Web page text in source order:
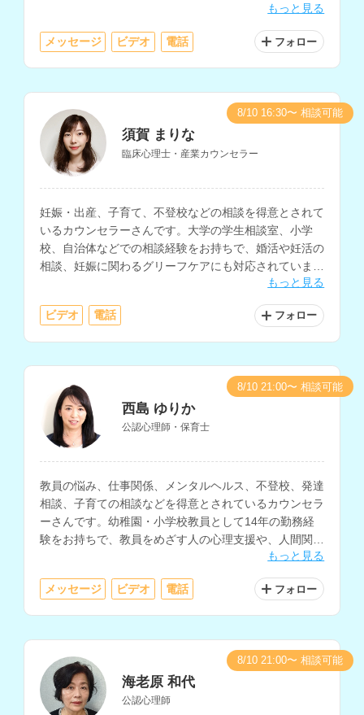
もっと見る
メッセージ ビデオ 電話 フォロー
須賀 まりな
臨床心理士・産業カウンセラー
妊娠・出産、子育て、不登校などの相談を得意とされて
いるカウンセラーさんです。大学の学生相談室、小学
校、自治体などでの相談経験をお持ちで、婚活や妊活の
相談、妊娠に関わるグリーフケアにも対応されていま
もっと見る
ビデオ 電話 フォロー
8/10 16:30〜 相談可能
西島 ゆりか
公認心理師・保育士
教員の悩み、仕事関係、メンタルヘルス、不登校、発達
相談、子育ての相談などを得意とされているカウンセラ
ーさんです。幼稚園・小学校教員として14年の勤務経
験をお持ちで、教員をめざす人の心理支援や、人間関
係、仕事と家庭の両立などの相談にも対応されていま
す。
もっと見る
メッセージ ビデオ 電話 フォロー
8/10 21:00〜 相談可能
海老原 和代
公認心理師
8/10 21:00〜 相談可能